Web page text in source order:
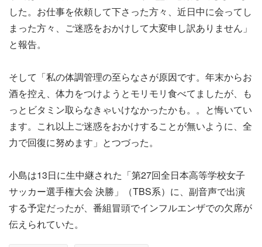
した。お仕事を依頼して下さった方々、近日中に会ってし
まった方々、ご迷惑をおかけして大変申し訳ありません」
と報告。
そして「私の体調管理の至らなさが原因です。年末からお
酒を控え、体力をつけようとモリモリ食べてましたが、も
っとビタミン取らなきゃいけなかったかも。。と悔いてい
ます。これ以上ご迷惑をおかけすることが無いように、全
力で回復に努めます」とつづった。
小島は13日に生中継された「第27回全日本高等学校女子
サッカー選手権大会 決勝」（TBS系）に、副音声で出演
する予定だったが、番組冒頭でインフルエンザでの欠席が
伝えられていた。